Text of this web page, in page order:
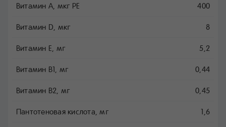
Витамин A, мкг РЕ 400
Витамин D, мкг 8
Витамин E, мг 5,2
Витамин B1, мг 0,44
Витамин B2, мг 0,45
Пантотеновая кислота, мг 1,6